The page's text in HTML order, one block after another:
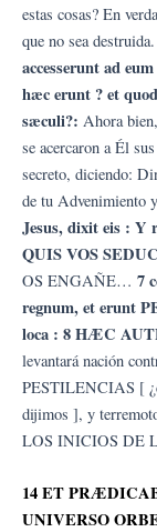
estas cosas? En
que no sea destruida.
accesserunt ad
hæc erunt ? et
sæculi?: Ahora
se acercaron a Él
secreto, diciendo:
de tu Advenimiento
Jesus, dixit eis : Y
QUIS VOS
OS ENGAÑE… 7
regnum, et erunt
loca : 8 HÆC
levantará nación
PESTILENCIAS [
dijimos ], y
LOS INICIOS DE
14 ET
UNIVERSO